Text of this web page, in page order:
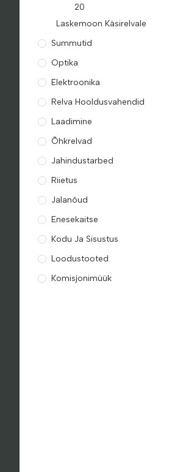
20
Laskemoon Käsirelvale
Summutid
Optika
Elektroonika
Relva Hooldusvahendid
Laadimine
Õhkrelvad
Jahindustarbed
Riietus
Jalanõud
Enesekaitse
Kodu Ja Sisustus
Loodustooted
Komisjonimüük